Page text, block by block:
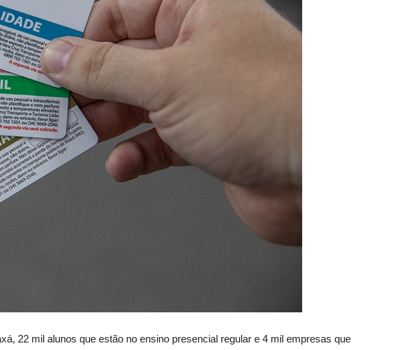
22 mil alunos que estão no ensino presencial regular e 4 mil empresas que